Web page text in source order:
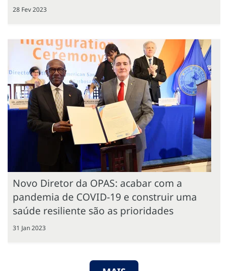
28 Fev 2023
Novo Diretor da OPAS: acabar com a
pandemia de COVID-19 e construir uma
saúde resiliente são as prioridades
31 Jan 2023